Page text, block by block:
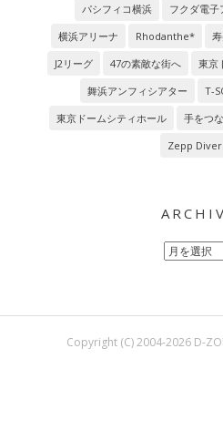
パシフィコ横浜
フクダ電子
横浜アリーナ
Rhodanthe*
J2リーグ
47の素敵な街へ 東京
舞浜アンフィシアター
T-
東京ドームシティホール
手をつ
Zepp
Archives
Copyright (C) 2004-2026 D-